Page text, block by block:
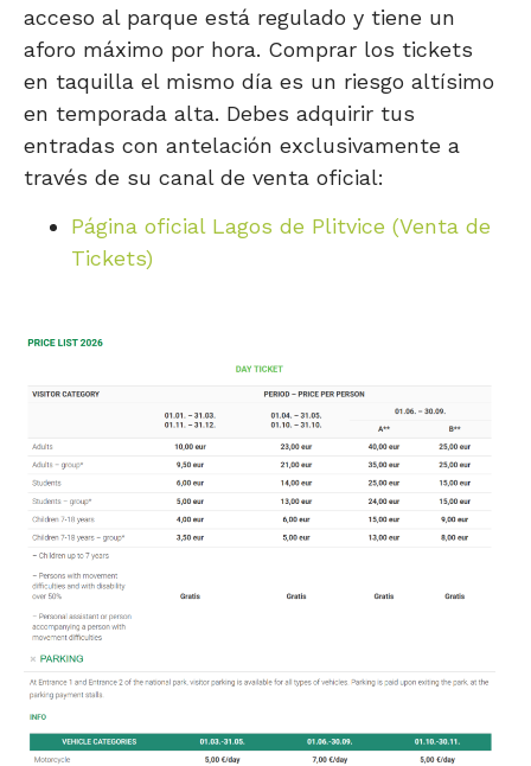
acceso al parque está regulado y tiene un
aforo máximo por hora. Comprar los tickets
en taquilla el mismo día es un riesgo altísimo
en temporada alta. Debes adquirir tus
entradas con antelación exclusivamente a
través de su canal de venta oficial:
Página oficial Lagos de Plitvice (Venta de
Tickets)